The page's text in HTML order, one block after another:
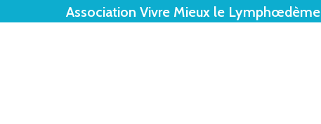
Association Vivre Mieux le Lymphœdème